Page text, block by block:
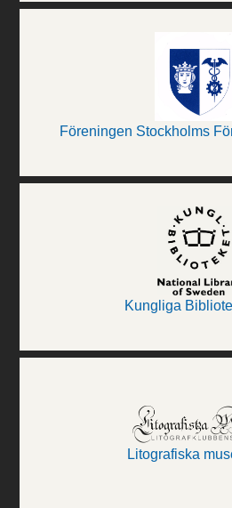
Föreningen Stockholms
Kungliga
Litografiska